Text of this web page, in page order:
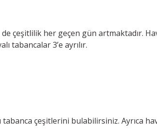
çeşitlilik her geçen gün artmaktadır.
tabancalar 3’e ayrılır.
çeşitlerini bulabilirsiniz. Ayrıca